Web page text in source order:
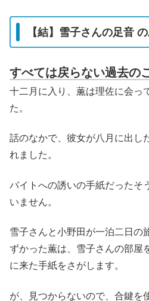
【結】雪子さんの足音
すべては戻らない過去の
十二月に入り、薫は理佐に会っ
た。
話のなかで、彼女が八月に出し
れました。
バイトへの誘いの手紙だったそ
いません。
雪子さんと小野田が一泊二日の
ずかった薫は、雪子さんの部屋
に来た手紙をさがします。
が、見つからないので、合鍵を